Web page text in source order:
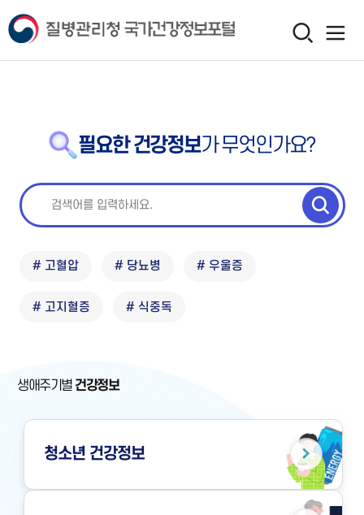
필요한 건강정보가 무엇인가요?
# 고혈압 # 당뇨병 # 우울증
# 고지혈증 # 식중독
생애주기별 건강정보
청소년 건강정보